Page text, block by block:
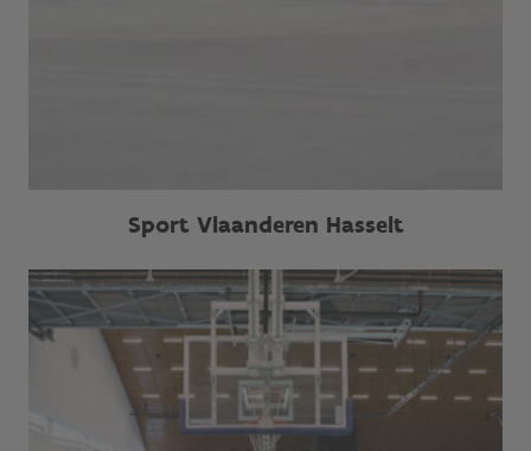
Sport Vlaanderen Hasselt